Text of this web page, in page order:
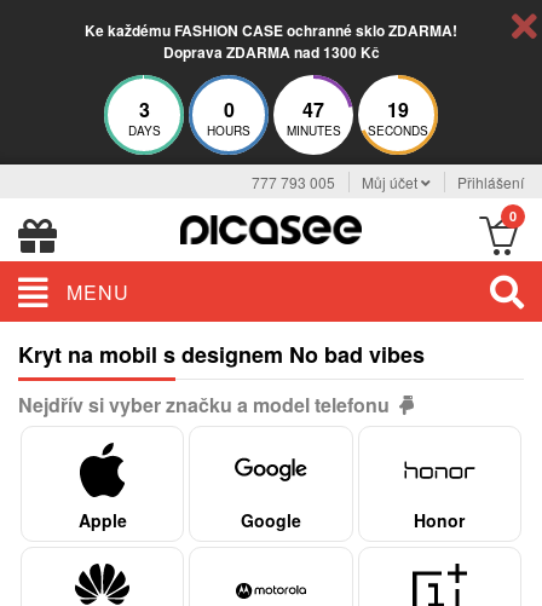
Ke každému FASHION CASE ochranné sklo ZDARMA!
Doprava ZDARMA nad 1300 Kč
3
DAYS
0
HOURS
47
MINUTES
19
SECONDS
777 793 005 Můj účet Přihlášení
0
MENU
Kryt na mobil s designem No bad vibes
Nejdřív si vyber značku a model telefonu
Apple Google Honor